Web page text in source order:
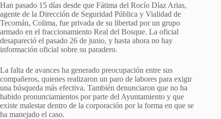
Han pasado 15 días desde que Fátima del Rocío Díaz Arias,
agente de la Dirección de Seguridad Pública y Vialidad de
Tecomán, Colima, fue privada de su libertad por un grupo
armado en el fraccionamiento Real del Bosque. La oficial
desapareció el pasado 26 de junio, y hasta ahora no hay
información oficial sobre su paradero.
La falta de avances ha generado preocupación entre sus
compañeros, quienes realizaron un paro de labores para exigir
una búsqueda más efectiva. También denunciaron que no ha
habido pronunciamientos por parte del Ayuntamiento y que
existe malestar dentro de la corporación por la forma en que se
ha manejado el caso.